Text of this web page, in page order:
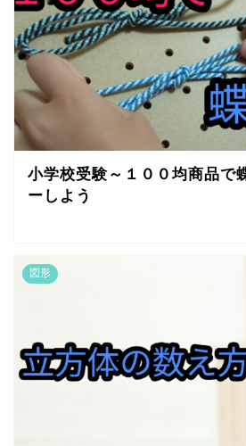
小学校受験～１００均商品で
ーしよう
図形